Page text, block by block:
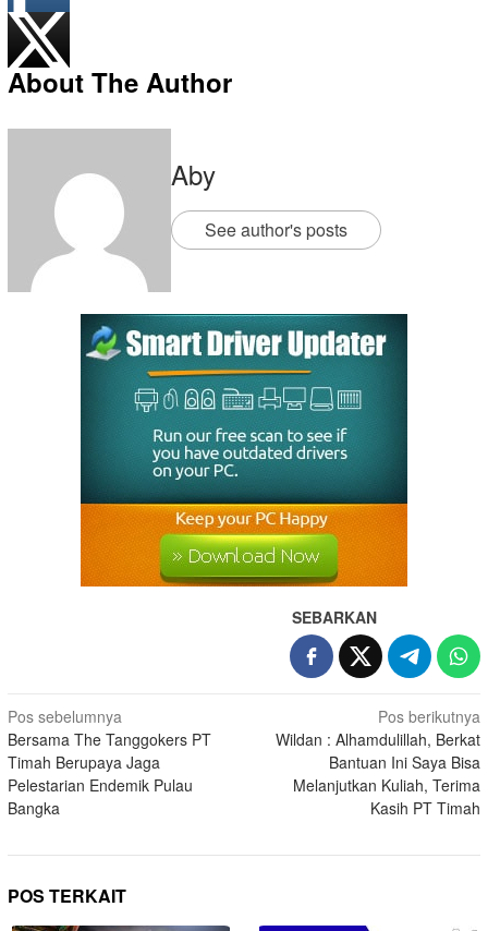
About The Author
Aby
See author's posts
SEBARKAN
Pos sebelumnya
Bersama The Tanggokers PT
Timah Berupaya Jaga
Pelestarian Endemik Pulau
Bangka
Pos berikutnya
Wildan : Alhamdulillah, Berkat
Bantuan Ini Saya Bisa
Melanjutkan Kuliah, Terima
Kasih PT Timah
POS TERKAIT